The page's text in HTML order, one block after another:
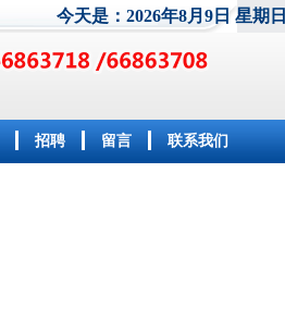
今天是：2026年8月9日 星期日
招聘 留言 联系我们